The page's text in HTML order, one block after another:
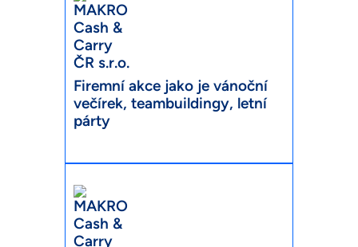
Firemní akce jako je vánoční
večírek, teambuildingy, letní
párty